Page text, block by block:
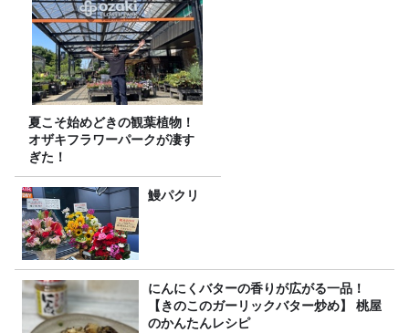
夏こそ始めどきの観葉植物！
オザキフラワーパークが凄す
ぎた！
鰻パクリ
にんにくバターの香りが広がる一品！
【きのこのガーリックバター炒め】 桃屋
のかんたんレシピ